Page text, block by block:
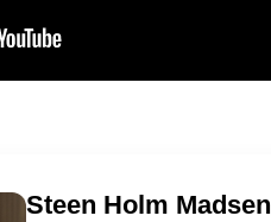
Steen Holm Madsen